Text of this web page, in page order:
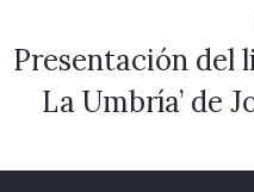
Presentación del
La Umbría’ de